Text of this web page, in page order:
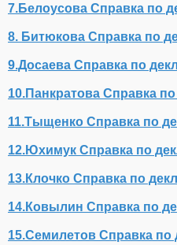
7.Белоусова Справка по
8. Битюкова Справка по
9.Досаева Справка по
10.Панкратова Справка
11.Тыщенко Справка по
12.Юхимук Справка по
13.Клочко Справка по
14.Ковылин Справка по
15.Семилетов Справка по